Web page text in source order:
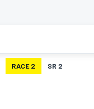
RACE 2 SR 2